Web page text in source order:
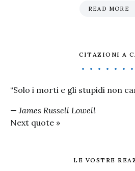
READ MORE
CITAZIONI A
“Solo i morti e gli stupidi non
— James Russell Lowell
Next quote »
LE VOSTRE